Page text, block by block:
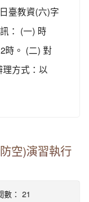
臺教資(六)字
： (一) 時
時。 (二) 對
方式：以
空)演習執行
數： 21